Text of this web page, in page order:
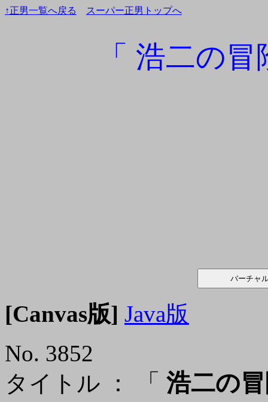
↑正男一覧へ戻る スーパー正男トップへ
「 浩二の
[Canvas版] Java版
No. 3852
タイトル ：
「 浩二の